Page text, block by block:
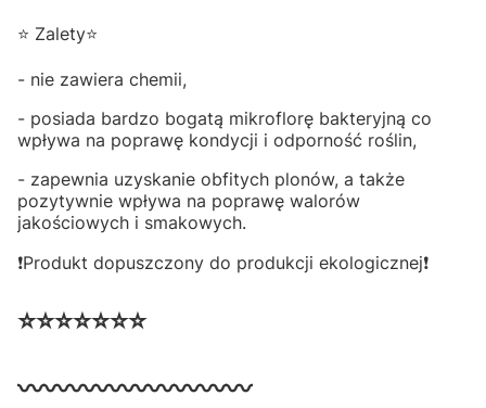
⭐ Zalety⭐
- nie zawiera chemii,
- posiada bardzo bogatą mikroflorę bakteryjną co
wpływa na poprawę kondycji i odporność roślin,
- zapewnia uzyskanie obfitych plonów, a także
pozytywnie wpływa na poprawę walorów
jakościowych i smakowych.
❗️Produkt dopuszczony do produkcji ekologicznej❗️
⭐⭐⭐⭐⭐⭐⭐
〰〰〰〰〰〰〰〰〰